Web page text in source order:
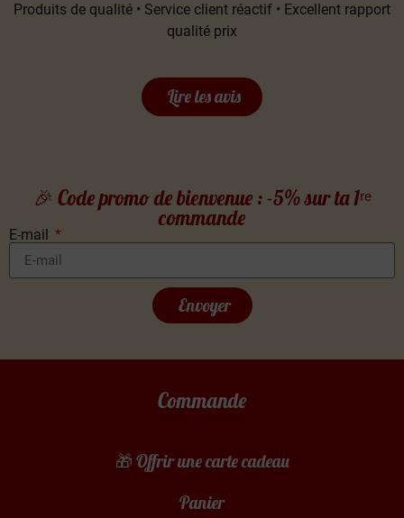
Produits de qualité • Service client réactif • Excellent rapport
qualité prix
Lire les avis
🎉 Code promo de bienvenue : -5% sur ta 1ʳᵉ
commande
E-mail
Envoyer
Commande
🎁 Offrir une carte cadeau
Panier